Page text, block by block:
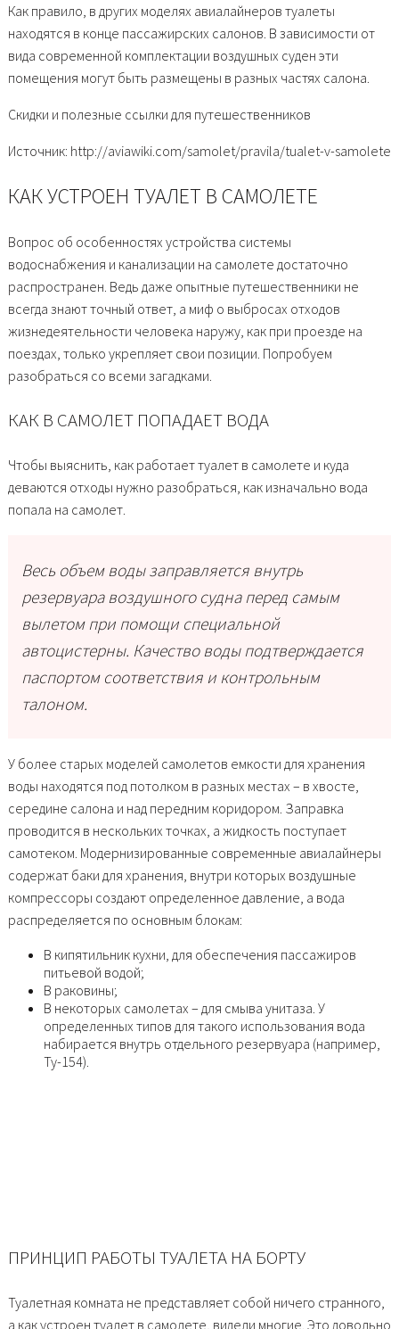
Как правило, в других моделях авиалайнеров туалеты
находятся в конце пассажирских салонов. В зависимости от
вида современной комплектации воздушных суден эти
помещения могут быть размещены в разных частях салона.
Скидки и полезные ссылки для путешественников
Источник: http://aviawiki.com/samolet/pravila/tualet-v-samolete
КАК УСТРОЕН ТУАЛЕТ В САМОЛЕТЕ
Вопрос об особенностях устройства системы
водоснабжения и канализации на самолете достаточно
распространен. Ведь даже опытные путешественники не
всегда знают точный ответ, а миф о выбросах отходов
жизнедеятельности человека наружу, как при проезде на
поездах, только укрепляет свои позиции. Попробуем
разобраться со всеми загадками.
КАК В САМОЛЕТ ПОПАДАЕТ ВОДА
Чтобы выяснить, как работает туалет в самолете и куда
деваются отходы нужно разобраться, как изначально вода
попала на самолет.
Весь объем воды заправляется внутрь
резервуара воздушного судна перед самым
вылетом при помощи специальной
автоцистерны. Качество воды подтверждается
паспортом соответствия и контрольным
талоном.
У более старых моделей самолетов емкости для хранения
воды находятся под потолком в разных местах – в хвосте,
середине салона и над передним коридором. Заправка
проводится в нескольких точках, а жидкость поступает
самотеком. Модернизированные современные авиалайнеры
содержат баки для хранения, внутри которых воздушные
компрессоры создают определенное давление, а вода
распределяется по основным блокам:
В кипятильник кухни, для обеспечения пассажиров
питьевой водой;
В раковины;
В некоторых самолетах – для смыва унитаза. У
определенных типов для такого использования вода
набирается внутрь отдельного резервуара (например,
Ту-154).
ПРИНЦИП РАБОТЫ ТУАЛЕТА НА БОРТУ
Туалетная комната не представляет собой ничего странного,
а как устроен туалет в самолете, видели многие. Это довольно